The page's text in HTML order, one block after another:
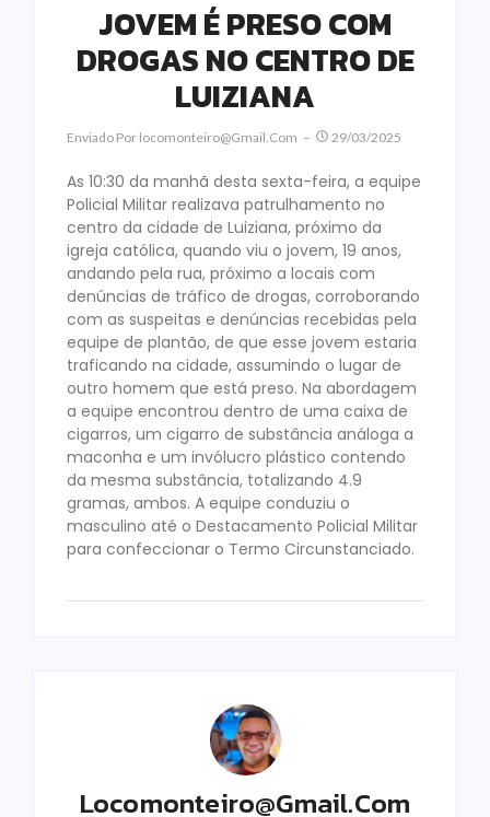
JOVEM É PRESO COM
DROGAS NO CENTRO DE
LUIZIANA
Enviado Por Locomonteiro@gmail.com 29/03/2025
As 10:30 da manhã desta sexta-feira, a equipe
Policial Militar realizava patrulhamento no
centro da cidade de Luiziana, próximo da
igreja católica, quando viu o jovem, 19 anos,
andando pela rua, próximo a locais com
denúncias de tráfico de drogas, corroborando
com as suspeitas e denúncias recebidas pela
equipe de plantão, de que esse jovem estaria
traficando na cidade, assumindo o lugar de
outro homem que está preso. Na abordagem
a equipe encontrou dentro de uma caixa de
cigarros, um cigarro de substância análoga a
maconha e um invólucro plástico contendo
da mesma substância, totalizando 4.9
gramas, ambos. A equipe conduziu o
masculino até o Destacamento Policial Militar
para confeccionar o Termo Circunstanciado.
Locomonteiro@gmail.com